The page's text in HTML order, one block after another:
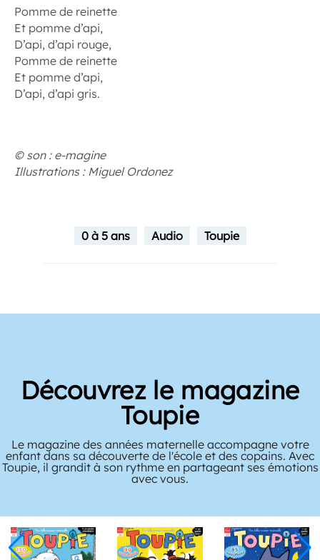
Pomme de reinette
Et pomme d’api,
D’api, d’api rouge,
Pomme de reinette
Et pomme d’api,
D’api, d’api gris.
© son : e-magine
Illustrations : Miguel Ordonez
0 à 5 ans Audio Toupie
Découvrez le magazine
Toupie
Le magazine des années maternelle accompagne votre
enfant dans sa découverte de l'école et des copains. Avec
Toupie, il grandit à son rythme en partageant ses émotions
avec vous.